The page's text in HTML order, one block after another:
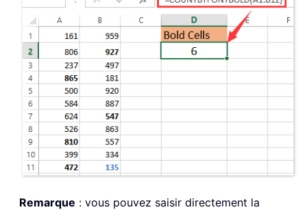
Remarque : vous pouvez saisir directement la